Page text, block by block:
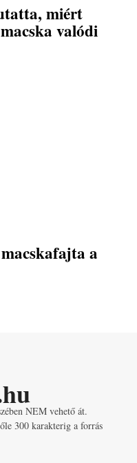
miért
valódi
a
NEM vehető át.
300 karakterig a forrás